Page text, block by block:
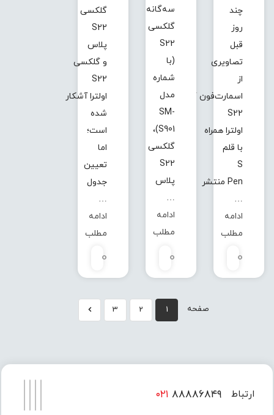
چند
روز
قبل
تصاویری
از
اسمارت‌فون گلکسی
S22
اولترا همراه
با قلم
S
Pen منتشر
…
ادامه
مطلب
0
سه‌گانه
گلکسی
S22
(با
شماره
مدل
SM-
S901)،
گلکسی
S22
پلاس
…
ادامه
مطلب
0
گلکسی
S22
پلاس
و گلکسی
S22
اولترا آشکار
شده
است؛
اما
تعیین
جدول
…
ادامه
مطلب
0
صفحه 1
2
3
ارتباط ۰۲۱ ۸۸۸۸۶۸۴۹